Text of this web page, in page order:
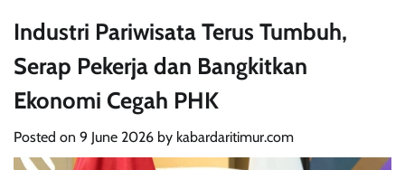
Industri Pariwisata Terus Tumbuh,
Serap Pekerja dan Bangkitkan
Ekonomi Cegah PHK
Posted on 9 June 2026 by kabardaritimur.com